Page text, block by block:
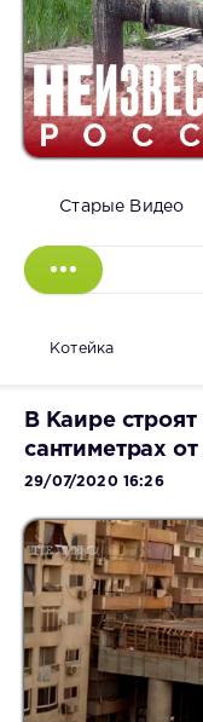
Старые Видео
Котейка
В Каире
сантиметрах
29/07/2020 16:26